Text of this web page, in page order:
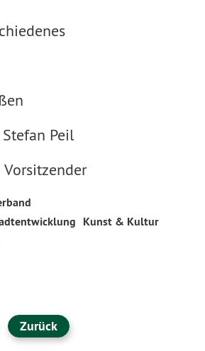
Peil
Kunst & Kultur
Zurück